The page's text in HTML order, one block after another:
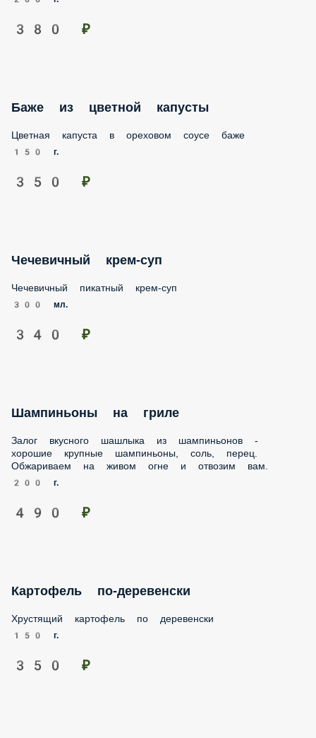
380 ₽
Баже из цветной капусты
Цветная капуста в ореховом соусе баже
350 ₽
Чечевичный крем-суп
Чечевичный пикатный крем-суп
340 ₽
Шампиньоны на гриле
Залог вкусного шашлыка из шампиньонов -
хорошие крупные шампиньоны, соль, перец.
Обжариваем на живом огне и отвозим вам.
490 ₽
Картофель по-деревенски
Хрустящий картофель по деревенски
150 г.
350 ₽